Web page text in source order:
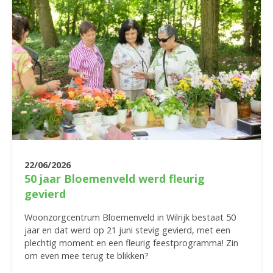
22/06/2026
50 jaar Bloemenveld werd fleurig
gevierd
Woonzorgcentrum Bloemenveld in Wilrijk bestaat 50
jaar en dat werd op 21 juni stevig gevierd, met een
plechtig moment en een fleurig feestprogramma! Zin
om even mee terug te blikken?